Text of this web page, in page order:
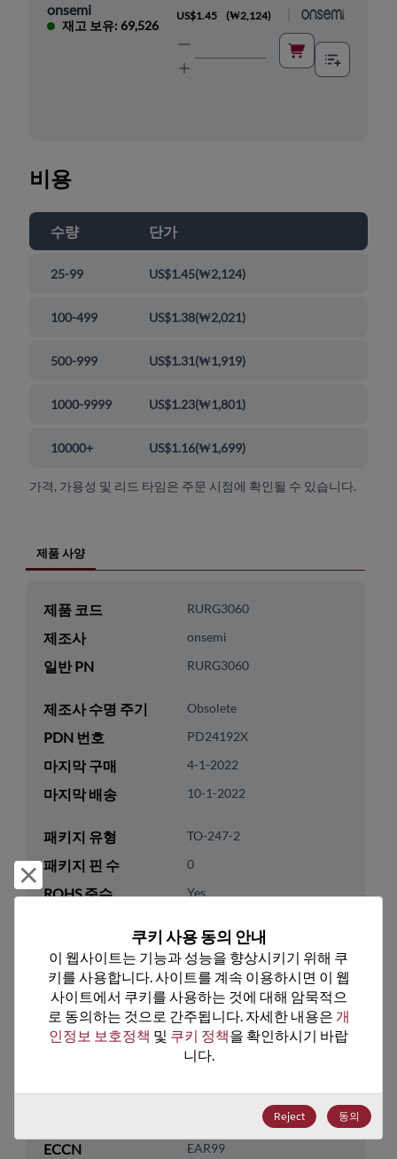
onsemi
재고 보유: 69,526
US$1.45 (₩2,124)
비용
수량 단가
25-99 US$1.45(₩2,124)
100-499 US$1.38(₩2,021)
500-999 US$1.31(₩1,919)
1000-9999 US$1.23(₩1,801)
10000+ US$1.16(₩1,699)
가격, 가용성 및 리드 타임은 주문 시점에 확인될 수 있습니다.
제품 사양
제품 코드 RURG3060
제조사 onsemi
일반 PN RURG3060
제조사 수명 주기 Obsolete
PDN 번호 PD24192X
마지막 구매 4-1-2022
마지막 배송 10-1-2022
패키지 유형 TO-247-2
패키지 핀 수 0
ROHS 준수 Yes
패키지 유형 Tube
패키지 수량 450
기술 카테고리 Discretes
Diodes
8541.10.0080
ECCN EAR99
거부 및 닫기
쿠키 사용 동의 안내
이 웹사이트는 기능과 성능을 향상시키기 위해 쿠
키를 사용합니다. 사이트를 계속 이용하시면 이 웹
사이트에서 쿠키를 사용하는 것에 대해 암묵적으
로 동의하는 것으로 간주됩니다. 자세한 내용은 개
인정보 보호정책 및 쿠키 정책을 확인하시기 바랍
니다.
Reject 동의